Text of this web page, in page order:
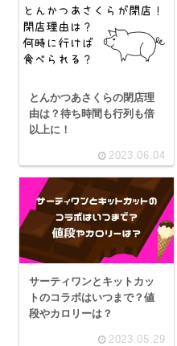
とんかつあさくらの閉店理
由は？待ち時間も行列も倍
以上に！
2023.06.04
サーティワンとキットカッ
トのコラボはいつまで？値
段やカロリーは？
2023.05.29